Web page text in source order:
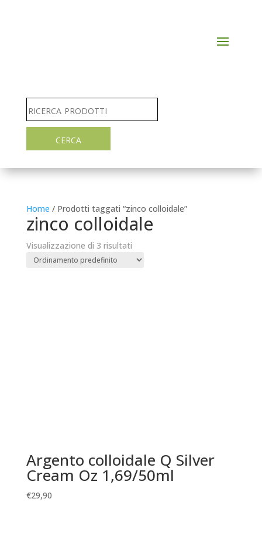
Home / Prodotti taggati “zinco colloidale”
zinco colloidale
Visualizzazione di 3 risultati
Argento colloidale Q Silver
Cream Oz 1,69/50ml
€29,90